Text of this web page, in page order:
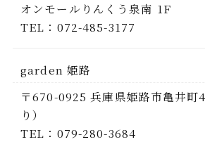
オンモールりんくう泉南 1F
TEL：072-485-3177
garden 姫路
〒670-0925 兵庫県姫路市亀井町
り）
TEL：079-280-3684